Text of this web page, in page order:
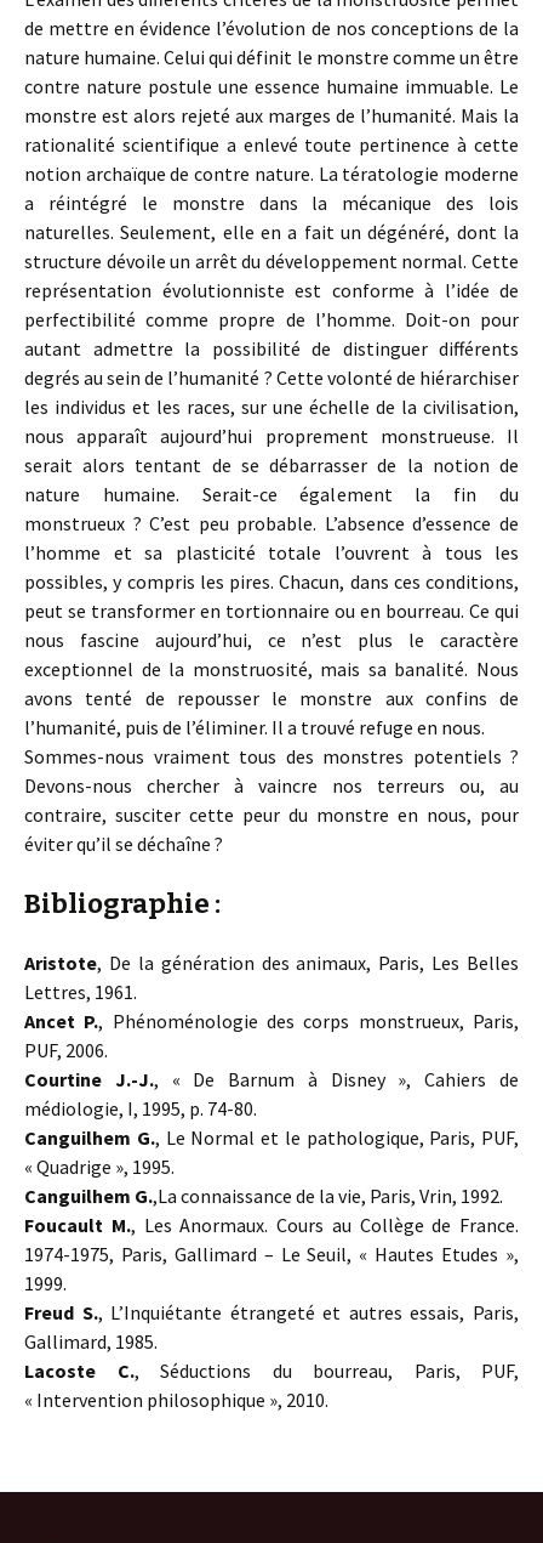
de mettre en évidence l’évolution de nos conceptions de la
nature humaine. Celui qui définit le monstre comme un être
contre nature postule une essence humaine immuable. Le
monstre est alors rejeté aux marges de l’humanité. Mais la
rationalité scientifique a enlevé toute pertinence à cette
notion archaïque de contre nature. La tératologie moderne
a réintégré le monstre dans la mécanique des lois
naturelles. Seulement, elle en a fait un dégénéré, dont la
structure dévoile un arrêt du développement normal. Cette
représentation évolutionniste est conforme à l’idée de
perfectibilité comme propre de l’homme. Doit-on pour
autant admettre la possibilité de distinguer différents
degrés au sein de l’humanité ? Cette volonté de hiérarchiser
les individus et les races, sur une échelle de la civilisation,
nous apparaît aujourd’hui proprement monstrueuse. Il
serait alors tentant de se débarrasser de la notion de
nature humaine. Serait-ce également la fin du
monstrueux ? C’est peu probable. L’absence d’essence de
l’homme et sa plasticité totale l’ouvrent à tous les
possibles, y compris les pires. Chacun, dans ces conditions,
peut se transformer en tortionnaire ou en bourreau. Ce qui
nous fascine aujourd’hui, ce n’est plus le caractère
exceptionnel de la monstruosité, mais sa banalité. Nous
avons tenté de repousser le monstre aux confins de
l’humanité, puis de l’éliminer. Il a trouvé refuge en nous.
Sommes-nous vraiment tous des monstres potentiels ?
Devons-nous chercher à vaincre nos terreurs ou, au
contraire, susciter cette peur du monstre en nous, pour
éviter qu’il se déchaîne ?
Bibliographie :
Aristote, De la génération des animaux, Paris, Les Belles
Lettres, 1961.
Ancet P., Phénoménologie des corps monstrueux, Paris,
PUF, 2006.
Courtine J.-J., « De Barnum à Disney », Cahiers de
médiologie, I, 1995, p. 74-80.
Canguilhem G., Le Normal et le pathologique, Paris, PUF,
« Quadrige », 1995.
Canguilhem G.,La connaissance de la vie, Paris, Vrin, 1992.
Foucault M., Les Anormaux. Cours au Collège de France.
1974-1975, Paris, Gallimard – Le Seuil, « Hautes Etudes »,
1999.
Freud S., L’Inquiétante étrangeté et autres essais, Paris,
Gallimard, 1985.
Lacoste C., Séductions du bourreau, Paris, PUF,
« Intervention philosophique », 2010.